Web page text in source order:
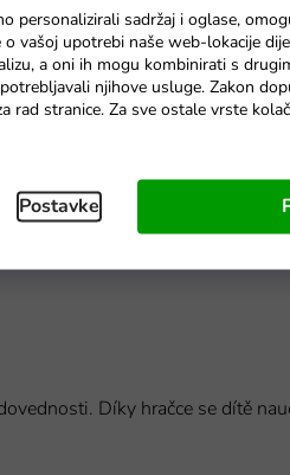
personalizirali sadržaj i oglase,
vašoj upotrebi naše web-lokacije
a oni ih mogu kombinirati s
njihove usluge. Zakon
rad stranice. Za sve ostale vrste
Postavke
za
Díky hračce se dítě